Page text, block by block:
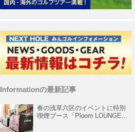
Informationの最新記事
春の浅草六区のイベントに特別
喫煙ブース「Ploom LOUNGE」